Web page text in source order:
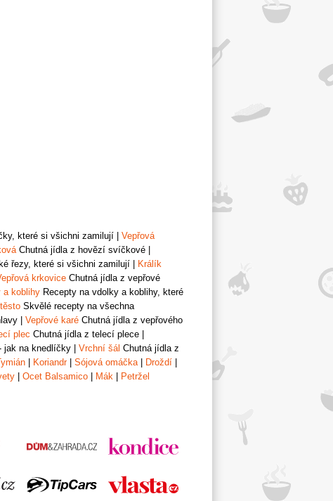
které si všichni zamilují
Vepřová
Chutná jídla z hovězí svíčkové
řezy, které si všichni zamilují
Králík
krkovice Chutná jídla z vepřové
a koblihy Recepty na vdolky a koblihy, které
Skvělé recepty na všechna
Vepřové karé Chutná jídla z vepřového
plec Chutná jídla z telecí plece
jak na knedlíčky Vrchní šál Chutná jídla z
Koriandr| Sójová omáčka| Droždí
Ocet Balsamico Mák
Petržel